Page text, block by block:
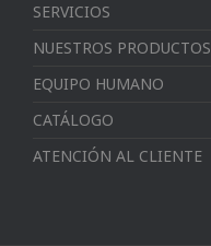
SERVICIOS
NUESTROS PRODUCTOS
EQUIPO HUMANO
CATÁLOGO
ATENCIÓN AL CLIENTE